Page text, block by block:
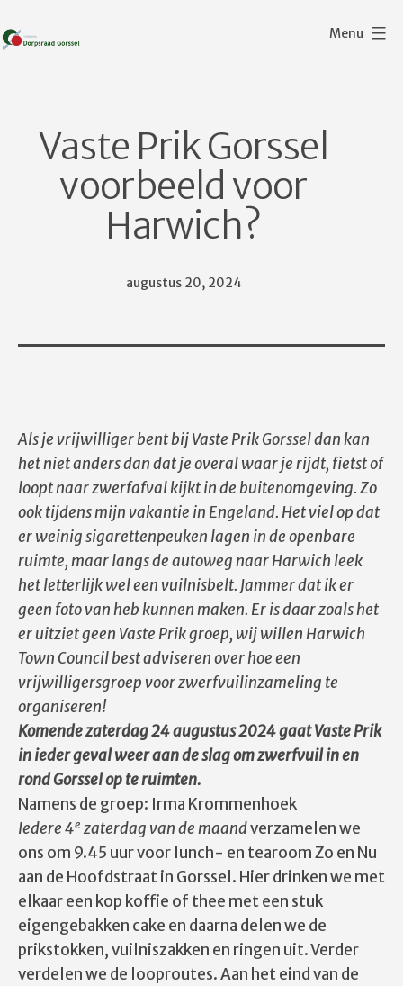
naar
Menu
Vaste Prik Gorssel
voorbeeld voor
Harwich?
Gepubliceerd
augustus 20, 2024
Als je vrijwilliger bent bij Vaste Prik Gorssel dan kan
het niet anders dan dat je overal waar je rijdt, fietst of
loopt naar zwerfafval kijkt in de buitenomgeving. Zo
ook tijdens mijn vakantie in Engeland. Het viel op dat
er weinig sigarettenpeuken lagen in de openbare
ruimte, maar langs de autoweg naar Harwich leek
het letterlijk wel een vuilnisbelt. Jammer dat ik er
geen foto van heb kunnen maken. Er is daar zoals het
er uitziet geen Vaste Prik groep, wij willen Harwich
Town Council best adviseren over hoe een
vrijwilligersgroep voor zwerfvuilinzameling te
organiseren!
Komende zaterdag 24 augustus 2024 gaat Vaste Prik
in ieder geval weer aan de slag om zwerfvuil in en
rond Gorssel op te ruimten.
Namens de groep: Irma Krommenhoek
Iedere 4e zaterdag van de maandverzamelen we
ons om 9.45 uur voor lunch- en tearoom Zo en Nu
aan de Hoofdstraat in Gorssel. Hier drinken we met
elkaar een kop koffie of thee met een stuk
eigengebakken cake en daarna delen we de
prikstokken, vuilniszakken en ringen uit. Verder
verdelen we de looproutes. Aan het eind van de